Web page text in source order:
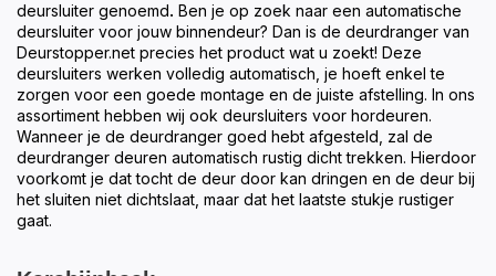
deursluiter genoemd. Ben je op zoek naar een automatische
deursluiter voor jouw binnendeur? Dan is de deurdranger van
Deurstopper.net precies het product wat u zoekt! Deze
deursluiters werken volledig automatisch, je hoeft enkel te
zorgen voor een goede montage en de juiste afstelling. In ons
assortiment hebben wij ook deursluiters voor hordeuren.
Wanneer je de deurdranger goed hebt afgesteld, zal de
deurdranger deuren automatisch rustig dicht trekken. Hierdoor
voorkomt je dat tocht de deur door kan dringen en de deur bij
het sluiten niet dichtslaat, maar dat het laatste stukje rustiger
gaat.